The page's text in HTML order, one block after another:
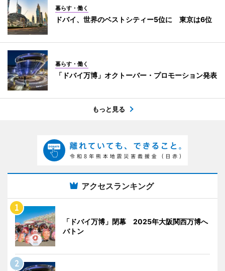
暮らす・働く
ドバイ、世界のベストシティー5位に 東京は6位
暮らす・働く
「ドバイ万博」オクトーバー・プロモーション発表
もっと見る
アクセスランキング
「ドバイ万博」閉幕 2025年大阪関西万博へ
バトン